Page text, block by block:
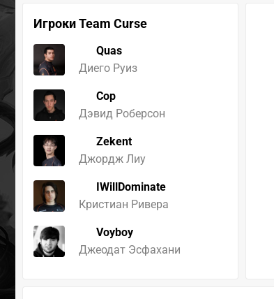
Игроки Team Curse
Quas
Диего Руиз
Cop
Дэвид Роберсон
Zekent
Джордж Лиу
IWillDominate
Кристиан Ривера
Voyboy
Джеодат Эсфахани